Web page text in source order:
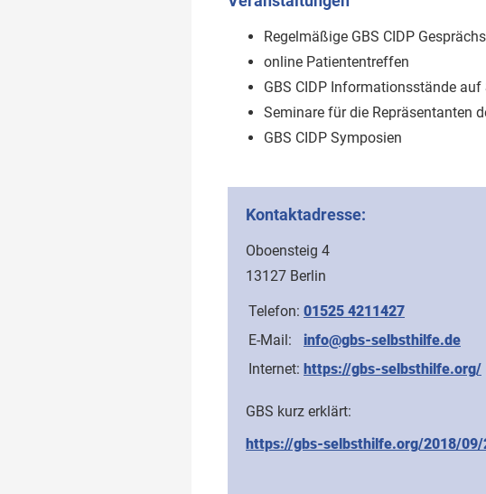
Regelmäßige GBS CIDP
online Patiententreffen
GBS CIDP Informationsstände
Seminare für die Repräsentanten
GBS CIDP Symposien
Kontaktadresse:
Oboensteig 4
13127 Berlin
Telefon: 01525 4211427
E-Mail:
info@gbs-selbsthilfe.de
Internet: https://gbs-selbsthilfe.org/
GBS kurz erklärt:
https://gbs-selbsthilfe.org/2018/